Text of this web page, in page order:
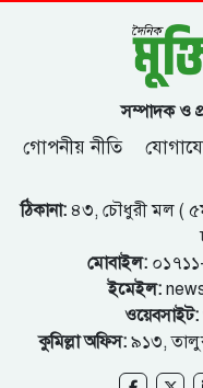
সম্পাদক ও
গোপনীয় নীতি
ঠিকানা:৪৩, চৌধুরী মল ( ৫ম
মোবাইল:
ইমেইল:
ওয়েবসাইট:
কুমিল্লা অফিস: ৯১৩,